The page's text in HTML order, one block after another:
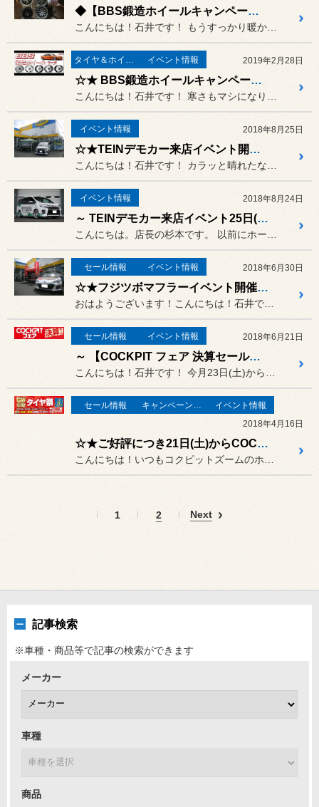
◆【BBS鍛造ホイールキャンペーン】３月２日いよいよ開催！！◆
タイヤ＆ホイール イベント情報 2019年2月28日
☆★ BBS鍛造ホイールキャンペーンまで残り1日！！３月２日(土)、３日(日)はコクピットズームへお越しください ☆★
イベント情報 2018年8月25日
☆★TEINデモカー来店イベント開催!!!! デモカー展示中ですよ♪♪☆★
イベント情報 2018年8月24日
～ TEINデモカー来店イベント25日(土)、26日(日) 開催致します ～
セール情報 イベント情報 2018年6月30日
☆★フジツボマフラーイベント開催！！COCKPIT フェアも大好評開催中です！！☆★
セール情報 イベント情報 2018年6月21日
～ 【COCKPIT フェア 決算セール】開催告知！！ ～
セール情報 キャンペーン情報
イベント情報
2018年4月16日
☆★ご好評につき21日(土)からCOCKPIT SALE 第2弾開催致します！！☆★
1 2 Next
記事検索
※車種・商品等で記事の検索ができます
メーカー
車種
商品